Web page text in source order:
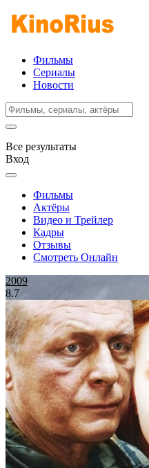
Фильмы
Сериалы
Новости
Все результаты
Вход
Фильмы
Актёры
Видео и Трейлер
Кадры
Отзывы
Смотреть Онлайн
2009
8.7